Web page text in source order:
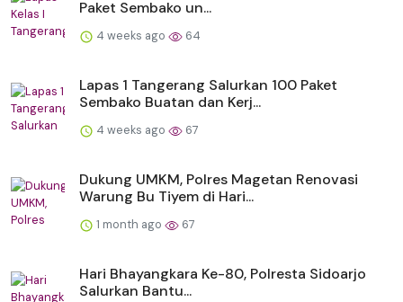
Paket Sembako un...
4 weeks ago 64
Lapas 1 Tangerang Salurkan 100 Paket
Sembako Buatan dan Kerj...
4 weeks ago 67
Dukung UMKM, Polres Magetan Renovasi
Warung Bu Tiyem di Hari...
1 month ago 67
Hari Bhayangkara Ke-80, Polresta Sidoarjo
Salurkan Bantu...